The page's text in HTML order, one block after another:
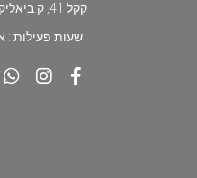
קקל 41, ק.ביאליק
שעות פעילות : א'-ה' 8:00